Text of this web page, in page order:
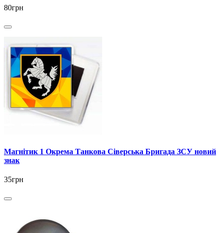
80грн
Магнітик 1 Окрема Танкова Сіверська Бригада ЗСУ новий
знак
35грн